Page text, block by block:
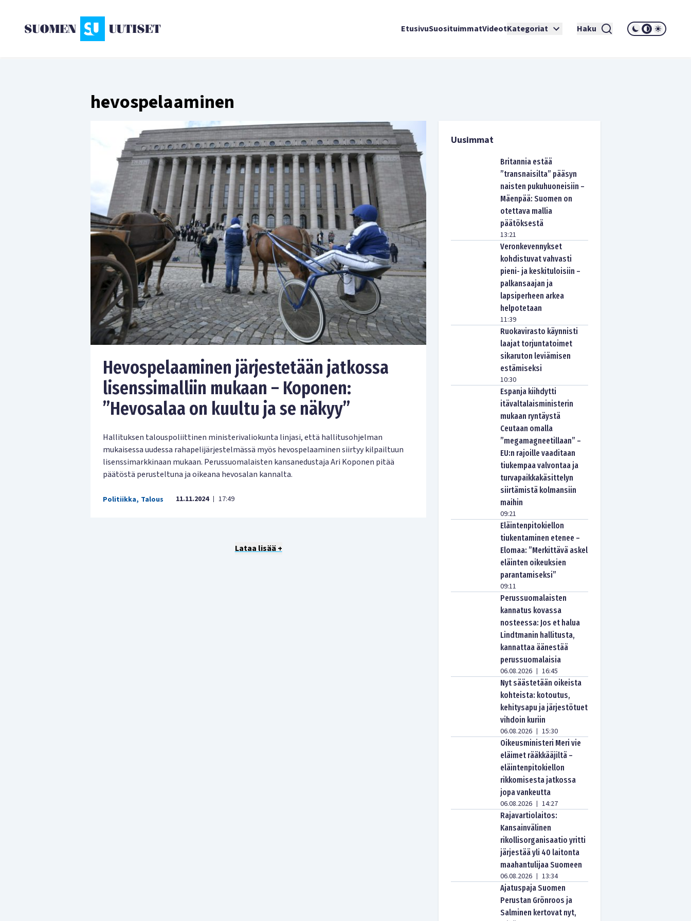
EtusivuSuosituimmatVideotKategoriat Haku
hevospelaaminen
Hevospelaaminen järjestetään jatkossa
lisenssimalliin mukaan – Koponen:
”Hevosalaa on kuultu ja se näkyy”
Hallituksen talouspoliittinen ministerivaliokunta linjasi, että hallitusohjelman
mukaisessa uudessa rahapelijärjestelmässä myös hevospelaaminen siirtyy kilpailtuun
lisenssimarkkinaan mukaan. Perussuomalaisten kansanedustaja Ari Koponen pitää
päätöstä perusteltuna ja oikeana hevosalan kannalta.
Politiikka, Talous 11.11.2024 | 17:49
Lataa lisää +
Uusimmat
Britannia estää
”transnaisilta” pääsyn
naisten pukuhuoneisiin –
Mäenpää: Suomen on
otettava mallia
päätöksestä
13:21
Veronkevennykset
kohdistuvat vahvasti
pieni- ja keskituloisiin –
palkansaajan ja
lapsiperheen arkea
helpotetaan
11:39
Ruokavirasto käynnisti
laajat torjuntatoimet
sikaruton leviämisen
estämiseksi
10:30
Espanja kiihdytti
itävaltalaisministerin
mukaan ryntäystä
Ceutaan omalla
”megamagneetillaan” –
EU:n rajoille vaaditaan
tiukempaa valvontaa ja
turvapaikkakäsittelyn
siirtämistä kolmansiin
maihin
09:21
Eläintenpitokiellon
tiukentaminen etenee –
Elomaa: ”Merkittävä askel
eläinten oikeuksien
parantamiseksi”
09:11
Perussuomalaisten
kannatus kovassa
nosteessa: Jos et halua
Lindtmanin hallitusta,
kannattaa äänestää
perussuomalaisia
06.08.2026 | 16:45
Nyt säästetään oikeista
kohteista: kotoutus,
kehitysapu ja järjestötuet
vihdoin kuriin
06.08.2026 | 15:30
Oikeusministeri Meri vie
eläimet rääkkääjiltä –
eläintenpitokiellon
rikkomisesta jatkossa
jopa vankeutta
06.08.2026 | 14:27
Rajavartiolaitos:
Kansainvälinen
rikollisorganisaatio yritti
järjestää yli 40 laitonta
maahantulijaa Suomeen
06.08.2026 | 13:34
Ajatuspaja Suomen
Perustan Grönroos ja
Salminen kertovat nyt,